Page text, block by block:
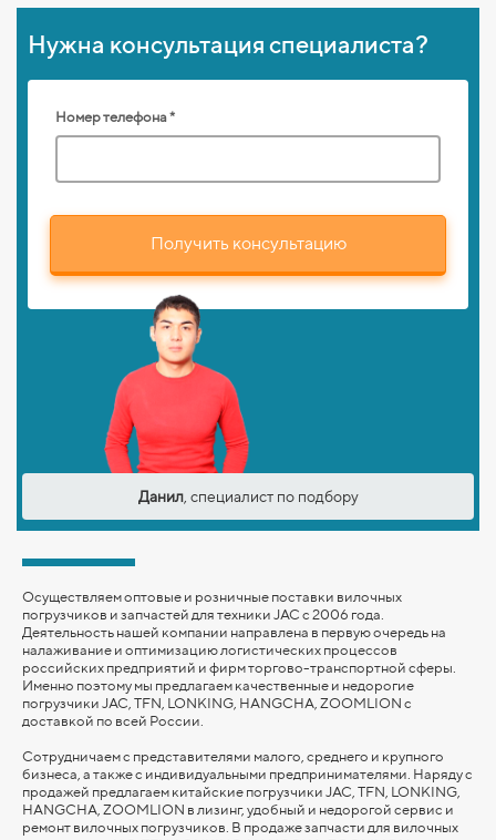
Нужна консультация специалиста?
Номер телефона *
Получить консультацию
Данил, специалист по подбору
Осуществляем оптовые и розничные поставки вилочных
погрузчиков и запчастей для техники JAC с 2006 года.
Деятельность нашей компании направлена в первую очередь на
налаживание и оптимизацию логистических процессов
российских предприятий и фирм торгово-транспортной сферы.
Именно поэтому мы предлагаем качественные и недорогие
погрузчики JAC, TFN, LONKING, HANGCHA, ZOOMLION с
доставкой по всей России.
Сотрудничаем с представителями малого, среднего и крупного
бизнеса, а также с индивидуальными предпринимателями. Наряду с
продажей предлагаем китайские погрузчики JAC, TFN, LONKING,
HANGCHA, ZOOMLION в лизинг, удобный и недорогой сервис и
ремонт вилочных погрузчиков. В продаже запчасти для вилочных